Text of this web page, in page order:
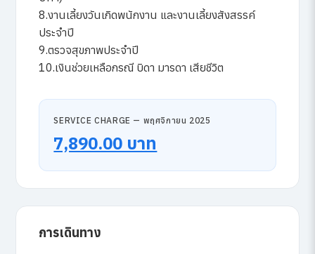
8.งานเลี้ยงวันเกิดพนักงาน และงานเลี้ยงสังสรรค์
ประจำปี
9.ตรวจสุขภาพประจำปี
10.เงินช่วยเหลือกรณี บิดา มารดา เสียชีวิต
SERVICE CHARGE — พฤศจิกายน 2025
7,890.00 บาท
การเดินทาง